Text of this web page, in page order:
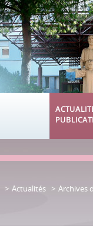
Actualités Archives